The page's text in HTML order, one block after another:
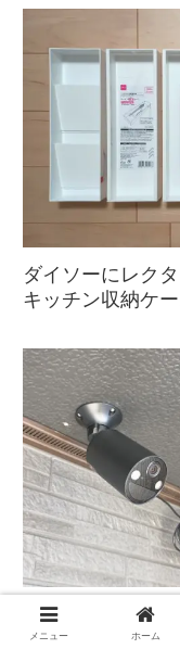
ダイソーにレク
キッチン収納ケ
ソーラー給電の
下と雨戸に設置
メニュー ホーム